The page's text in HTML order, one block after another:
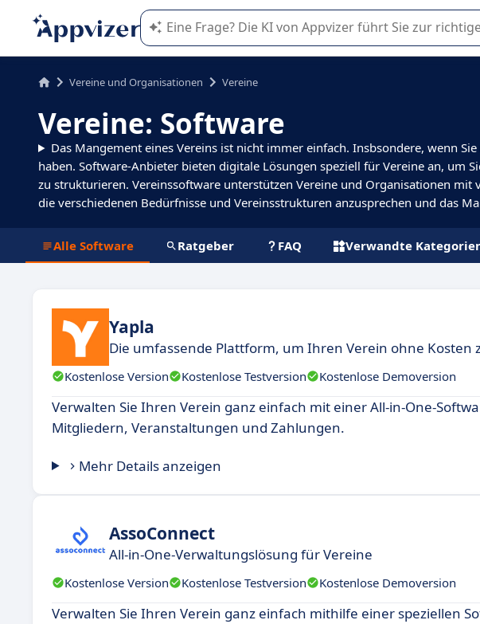
Die KI von Appvizer führt Sie bei der Nutzung oder
Vereine und Organisationen Vereine
Vereine: Software
Das Mangement eines Vereins ist nicht immer einfach. Insbsondere, wenn
haben. Software-Anbieter bieten digitale Lösungen speziell für Vereine an, um
zu strukturieren. Vereinssoftware unterstützen Vereine und Organisationen mit
die verschiedenen Bedürfnisse und Vereinsstrukturen anzusprechen und das
Alle Software Ratgeber FAQ Verwandte
Yapla
Die umfassende Plattform, um Ihren Verein ohne Kosten
Kostenlose Version Kostenlose Testversion Kostenlose Demoversion
Verwalten Sie Ihren Verein ganz einfach mit einer All-in-One-
Mitgliedern, Veranstaltungen und Zahlungen.
Mehr Details anzeigen
AssoConnect
All-in-One-Verwaltungslösung für Vereine
Kostenlose Version Kostenlose Testversion Kostenlose Demoversion
Verwalten Sie Ihren Verein ganz einfach mithilfe einer speziellen